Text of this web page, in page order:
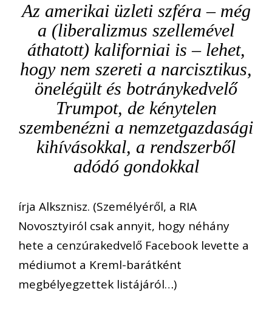
Az amerikai üzleti szféra – még
a (liberalizmus szellemével
áthatott) kaliforniai is – lehet,
hogy nem szereti a narcisztikus,
önelégült és botránykedvelő
Trumpot, de kénytelen
szembenézni a nemzetgazdasági
kihívásokkal, a rendszerből
adódó gondokkal
írja Alksznisz. (Személyéről, a RIA
Novosztyiról csak annyit, hogy néhány
hete a cenzúrakedvelő Facebook levette a
médiumot a Kreml-barátként
megbélyegzettek listájáról…)